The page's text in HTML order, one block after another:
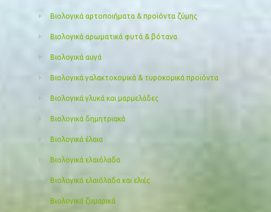
Βιολογικά αρτοποιήματα & προϊόντα ζύμης
Βιολογικά αρωματικά φυτά & βότανα
Βιολογικά αυγά
Βιολογικά γαλακτοκομικά & τυροκομικά προϊόντα
Βιολογικά γλυκά και μαρμελάδες
Βιολογικά δημητριακά
Βιολογικά έλαια
Βιολογικά ελαιόλαδα
Βιολογικά ελαιόλαδα και ελιές
Βιολογικά ζυμαρικά